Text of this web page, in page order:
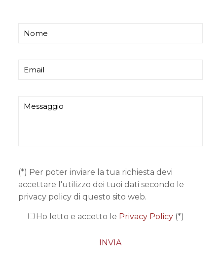
(*) Per poter inviare la tua richiesta devi
accettare l'utilizzo dei tuoi dati secondo le
privacy policy di questo sito web.
Ho letto e accetto le Privacy Policy(*)